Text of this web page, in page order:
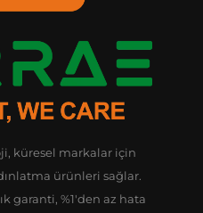
küresel markalar için
ürünleri sağlar.
garanti, %1'den az hata